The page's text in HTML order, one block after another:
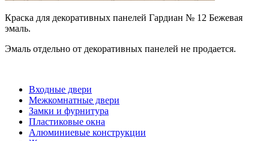
Краска для декоративных панелей Гардиан № 12 Бежевая
эмаль.
Эмаль отдельно от декоративных панелей не продается.
Входные двери
Межкомнатные двери
Замки и фурнитура
Пластиковые окна
Алюминиевые конструкции